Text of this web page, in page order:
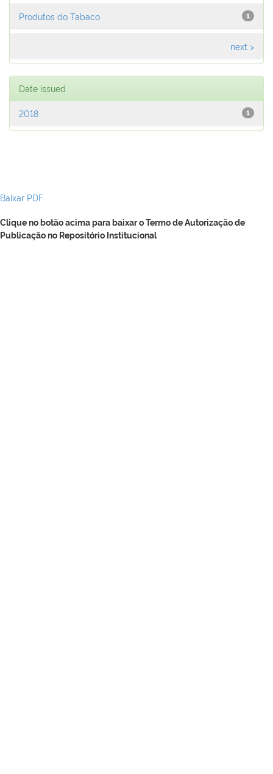
1
Produtos do Tabaco
next >
Date issued
1
2018
Baixar PDF
Clique no botão acima para baixar o Termo de Autorização de
Publicação no Repositório Institucional